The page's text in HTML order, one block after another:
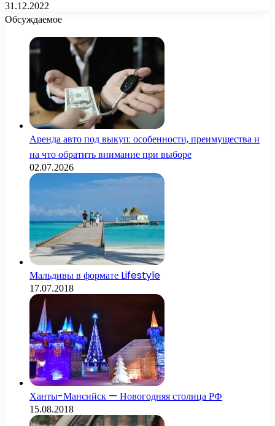
31.12.2022
Обсуждаемое
Аренда авто под выкуп: особенности, преимущества и
на что обратить внимание при выборе
02.07.2026
Мальдивы в формате Lifestyle
17.07.2018
Ханты-Мансийск — Новогодняя столица РФ
15.08.2018